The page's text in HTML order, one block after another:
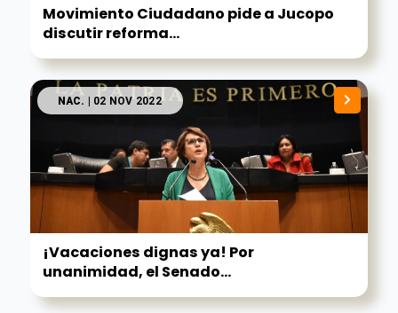
Movimiento Ciudadano pide a Jucopo
discutir reforma...
NAC. | 02 NOV 2022
¡Vacaciones dignas ya! Por
unanimidad, el Senado...